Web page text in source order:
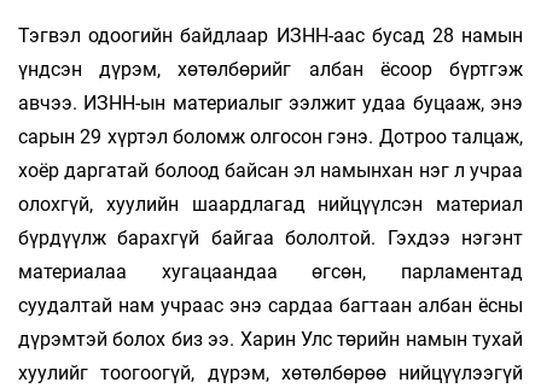
Тэгвэл одоогийн байдлаар ИЗНН-аас бусад 28 намын
үндсэн дүрэм, хөтөлбөрийг албан ёсоор бүртгэж
авчээ. ИЗНН-ын материалыг ээлжит удаа буцааж, энэ
сарын 29 хүртэл боломж олгосон гэнэ. Дотроо талцаж,
хоёр даргатай болоод байсан эл намынхан нэг л учраа
олохгүй, хуулийн шаардлагад нийцүүлсэн материал
бүрдүүлж барахгүй байгаа бололтой. Гэхдээ нэгэнт
материалаа хугацаандаа өгсөн, парламентад
суудалтай нам учраас энэ сардаа багтаан албан ёсны
дүрэмтэй болох биз ээ. Харин Улс төрийн намын тухай
хуулийг тоогоогүй, дүрэм, хөтөлбөрөө нийцүүлээгүй